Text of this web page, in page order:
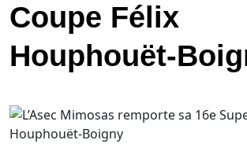
Coupe Félix
Houphouët-